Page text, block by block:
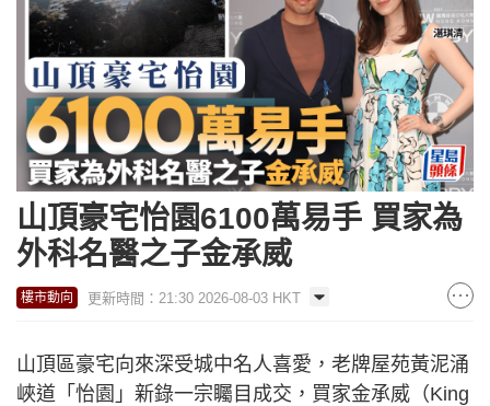
山頂豪宅怡園6100萬易手 買家為
外科名醫之子金承威
樓市動向 更新時間：21:30 2026-08-03 HKT
山頂區豪宅向來深受城中名人喜愛，老牌屋苑黃泥涌
峽道「怡園」新錄一宗矚目成交，買家金承威（King